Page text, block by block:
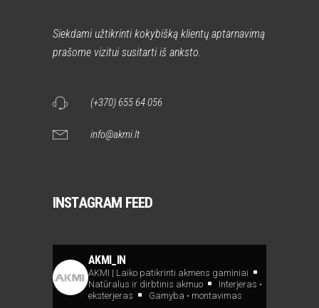
Siekdami užtikrinti kokybišką klientų aptarnavimą
prašome vizitui susitarti iš anksto.
(+370) 655 64 056
info@akmi.lt
INSTAGRAM FEED
AKMI_IN
AKMI | Laiko patikrinti akmens gaminiai
Natūralus ir dirbtinis akmuo
Interjeras •
eksterjeras
Gamyba • montavimas